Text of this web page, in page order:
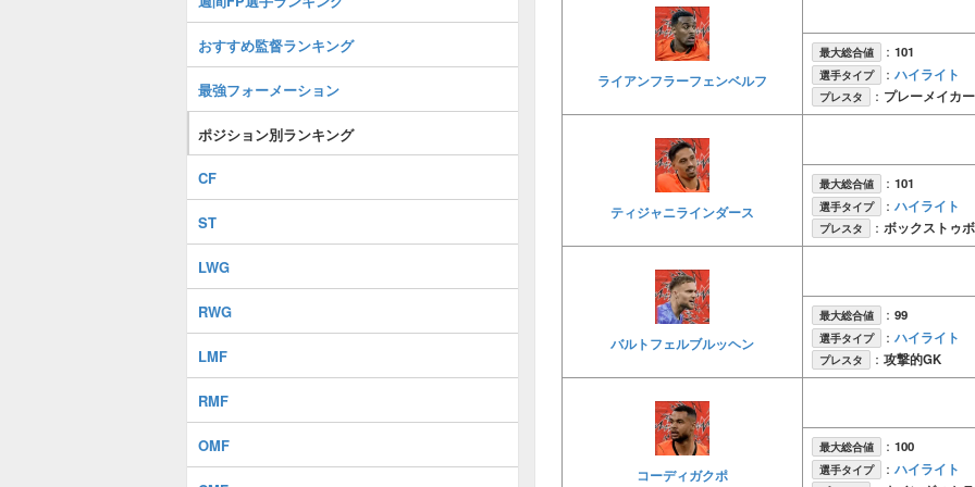
ライアンフラーフェンベルフ
最大総合値 ： 101
選手タイプ ： ハイライト
プレスタ ： プレーメイカー
ティジャニラインダース
最大総合値 ： 101
選手タイプ ： ハイライト
プレスタ ： ボックストゥ
バルトフェルブルッヘン
最大総合値 ： 99
選手タイプ ： ハイライト
プレスタ ： 攻撃的GK
コーディガクポ
最大総合値 ： 100
選手タイプ ： ハイライト
おすすめ監督ランキング
最強フォーメーション
ポジション別ランキング
CF
ST
LWG
RWG
LMF
RMF
OMF